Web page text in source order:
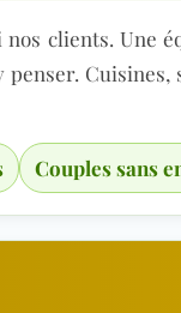
clients. Une
penser.
Couples sans